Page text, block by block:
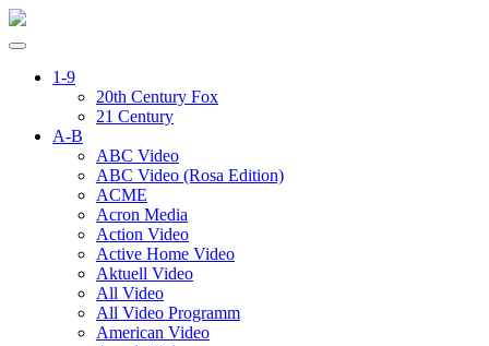
1-9
20th Century Fox
21 Century
A-B
ABC Video
ABC Video (Rosa Edition)
ACME
Acron Media
Action Video
Active Home Video
Aktuell Video
All Video
All Video Programm
American Video